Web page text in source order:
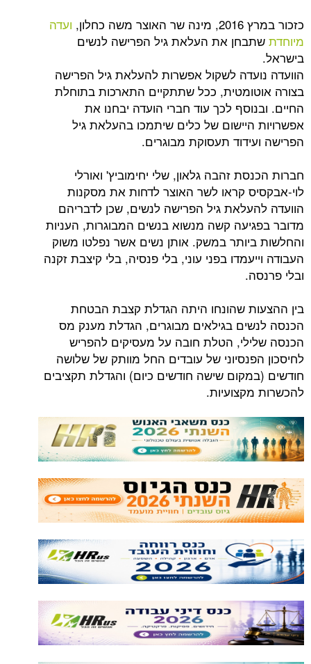
ועדה
את העלאת גיל הפרישה לנשים
לשקול אפשרות להעלאת גיל הפרישה
ככל שתתקיים התארכות בתוחלת
לכך עוד חברי הועדה יבחנו את
של כלים שיתמכו בהעלאת גיל
תעסוקת מבוגרים.
זהבה גלאון, שלי יחימוביץ' ואורלי
קראו לשר האוצר לדחות את מסקנות
גיל הפרישה לנשים, שכן לדבריהם
קשה מנשוא בנשים המבוגרות, העניות
במשק. אותן נשים אשר נפלטו משוק
בפני עוני, בלי פנסיה, בלי קיצבת זקנה
שהונחו היתה הגדלת קצבת הבטחת
בגילאים מבוגרים, הגדלת מענק מס
הטלת חובה על מעסיקים להפריש
של עובדים החל מוותק של שלושה
שישה חודשים כיום) והגדלת תקציבים